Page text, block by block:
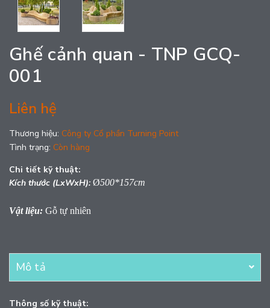
Ghế cảnh quan - TNP GCQ-
001
Liên hệ
Thương hiệu: Công ty Cổ phần Turning Point
Tình trạng: Còn hàng
Chi tiết kỹ thuật:
Kích thước (LxWxH):Ø500*157cm
Vật liệu: Gỗ tự nhiên
Mô tả
Thông số kỹ thuật: